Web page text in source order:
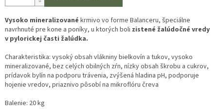
Vysoko mineralizované krmivo vo forme Balanceru, špeciálne
navrhnuté pre kone a poníky, u ktorých boli zistené žalúdočné vredy
v pylorickej časti žalúdka.
Charakteristika: vysoký obsah vlákniny bielkovín a tukov, vysoko
mineralizované, bez celých obilných zŕn, nízky obsah škrobu a cukrov,
prídavok bylín na podporu trávenia, zvýšená hladina pH, podporuje
hojenie vredov, priaznivo pôsobí na mikroflóru čreva
Balenie: 20 kg